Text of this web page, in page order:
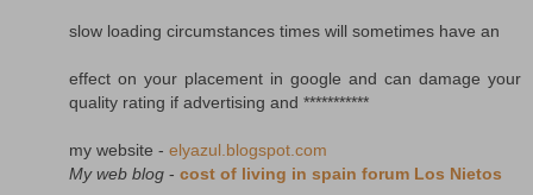
slow loading circumstances times will sometimes have an
effect on your placement in google and can damage your
quality rating if advertising and ***********
my website - elyazul.blogspot.com
My web blog - cost of living in spain forum Los Nietos